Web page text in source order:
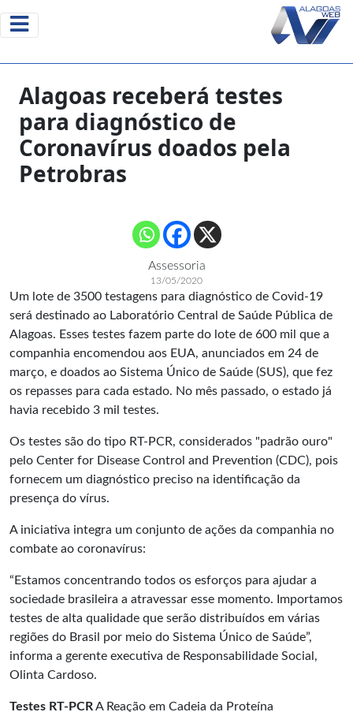
Alagoas receberá testes
para diagnóstico de
Coronavírus doados pela
Petrobras
Assessoria
13/05/2020
Um lote de 3500 testagens para diagnóstico de Covid-19
será destinado ao Laboratório Central de Saúde Pública de
Alagoas. Esses testes fazem parte do lote de 600 mil que a
companhia encomendou aos EUA, anunciados em 24 de
março, e doados ao Sistema Único de Saúde (SUS), que fez
os repasses para cada estado. No mês passado, o estado já
havia recebido 3 mil testes.
Os testes são do tipo RT-PCR, considerados "padrão ouro"
pelo Center for Disease Control and Prevention (CDC), pois
fornecem um diagnóstico preciso na identificação da
presença do vírus.
A iniciativa integra um conjunto de ações da companhia no
combate ao coronavírus:
“Estamos concentrando todos os esforços para ajudar a
sociedade brasileira a atravessar esse momento. Importamos
testes de alta qualidade que serão distribuídos em várias
regiões do Brasil por meio do Sistema Único de Saúde”,
informa a gerente executiva de Responsabilidade Social,
Olinta Cardoso.
Testes RT-PCRA Reação em Cadeia da Proteína